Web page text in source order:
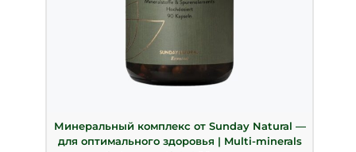
Минеральный комплекс от Sunday Natural —
для оптимального здоровья | Multi-minerals